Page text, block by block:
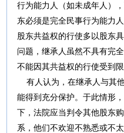
行为能力人（如未成年人）
东必须是完全民事行为能力
股东共益权的行使多以股东
问题，继承人虽然不具有完
不能因其共益权的行使受到
有人认为，在继承人与其
能得到充分保护。于此情形
下，法院应当判令其他股东
系，他们不欢迎不熟悉或不